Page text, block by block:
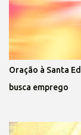
Oração à Santa
busca emprego